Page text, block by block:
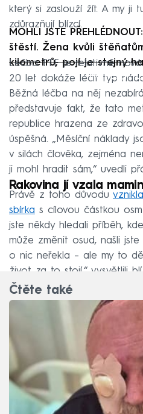
který si zaslouží žít. A my ji
zdůrazňují blízcí.
MOHLI JSTE
štěstí. Žena kvůli
kilometrů, pojí je stejný
Failed
Léčba TTF je relativně
20 let dokáže léčit typ
Běžná léčba na něj
představuje fakt, že tato
republice hrazena ze
úspěšná. „Měsíční náklady
v silách člověka, zejména
ji mohl hradit sám,“ uvedli
Rakovina jí vzala
Právě z toho důvodu
sbírka s cílovou částkou
jste někdy hledali příběh,
může změnit osud, našli
o nic neřekla – ale my to
život za to stojí,“ vysvětlili
Čtěte také